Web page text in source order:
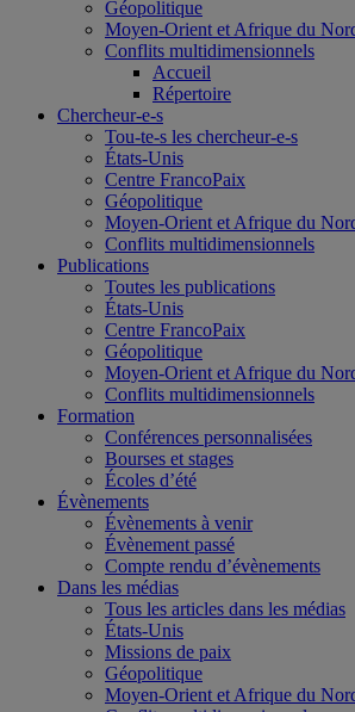
Géopolitique
Moyen-Orient et Afrique du
Conflits multidimensionnels
Accueil
Répertoire
Chercheur-e-s
Tou-te-s les chercheur-e-s
États-Unis
Centre FrancoPaix
Géopolitique
Moyen-Orient et Afrique du
Conflits multidimensionnels
Publications
Toutes les publications
États-Unis
Centre FrancoPaix
Géopolitique
Moyen-Orient et Afrique du
Conflits multidimensionnels
Formation
Conférences personnalisées
Bourses et stages
Écoles d’été
Évènements
Évènements à venir
Évènement passé
Compte rendu d’évènements
Dans les médias
Tous les articles dans les médias
États-Unis
Missions de paix
Géopolitique
Moyen-Orient et Afrique du